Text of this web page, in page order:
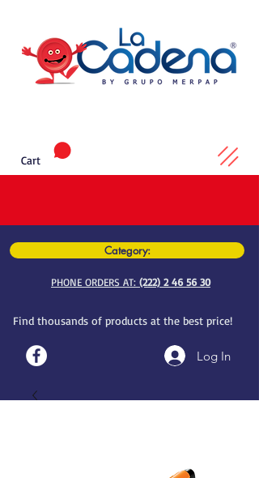
Category:
PHONE ORDERS AT: (222) 2 46 56 30
Find thousands of products at the best price!
Log In
Cart